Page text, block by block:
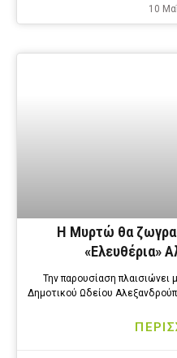
10
Η Μυρτώ θα
«Ελευθέρια»
Την παρουσίαση πλαισιώνει
Δημοτικού Ωδείου